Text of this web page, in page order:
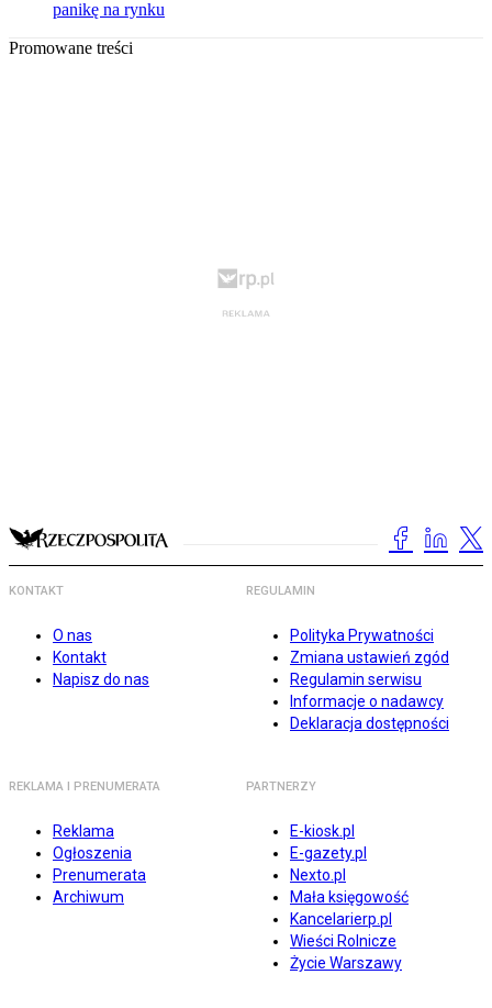
panikę na rynku
Promowane treści
KONTAKT
O nas
Kontakt
Napisz do nas
REGULAMIN
Polityka Prywatności
Zmiana ustawień zgód
Regulamin serwisu
Informacje o nadawcy
Deklaracja dostępności
REKLAMA I PRENUMERATA
Reklama
Ogłoszenia
Prenumerata
Archiwum
PARTNERZY
E-kiosk.pl
E-gazety.pl
Nexto.pl
Mała księgowość
Kancelarierp.pl
Wieści Rolnicze
Życie Warszawy